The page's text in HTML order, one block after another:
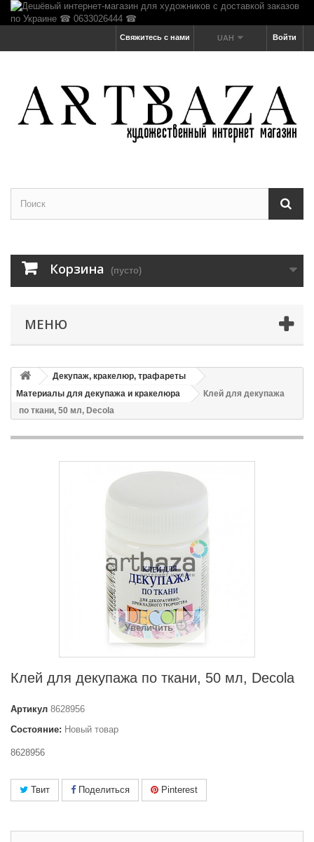
Войти
UAH
Свяжитесь с нами
Корзина (пусто)
МЕНЮ
Декупаж, кракелюр, трафареты
Материалы для декупажа и кракелюра
Клей для декупажа
по ткани, 50 мл, Decola
Увеличить
Клей для декупажа по ткани, 50 мл, Decola
Артикул 8628956
Состояние: Новый товар
8628956
Твит Поделиться Pinterest